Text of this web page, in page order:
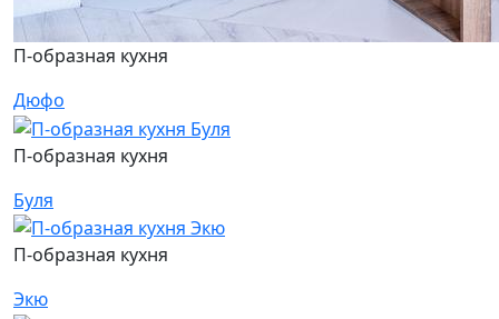
П-образная кухня
Дюфо
П-образная кухня
Буля
П-образная кухня
Экю